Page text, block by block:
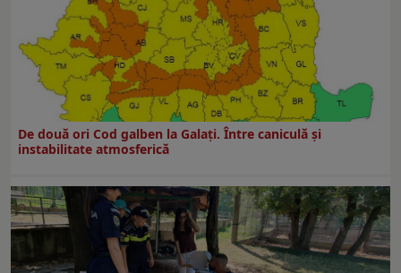
De două ori Cod galben la Galaţi. Între caniculă şi
instabilitate atmosferică